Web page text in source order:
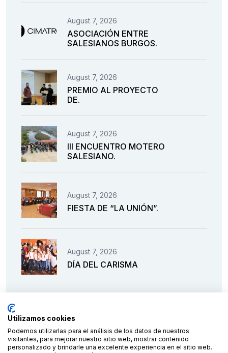
August 7, 2026
ASOCIACIÓN ENTRE
SALESIANOS BURGOS.
August 7, 2026
PREMIO AL PROYECTO
DE.
August 7, 2026
III ENCUENTRO MOTERO
SALESIANO.
August 7, 2026
FIESTA DE “LA UNIÓN”.
August 7, 2026
DÍA DEL CARISMA
Utilizamos cookies
Podemos utilizarlas para el análisis de los datos de nuestros
visitantes, para mejorar nuestro sitio web, mostrar contenido
personalizado y brindarle una excelente experiencia en el sitio web.